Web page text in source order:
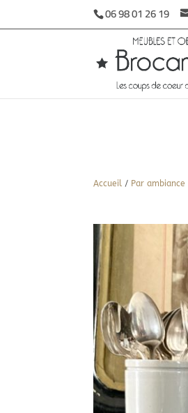
06 98 01 26 19
Accueil / Par ambiance